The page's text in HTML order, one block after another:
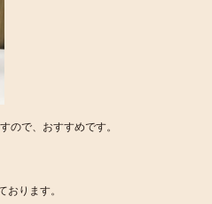
ので、おすすめです。
おります。